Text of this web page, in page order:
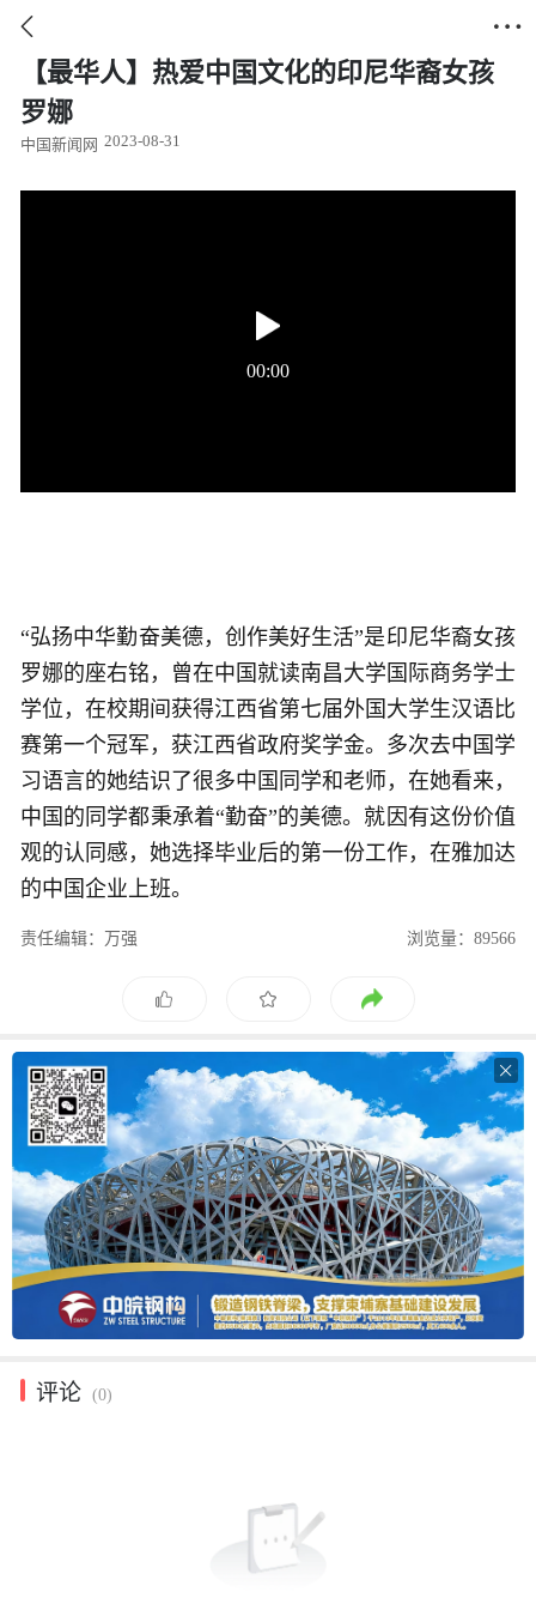
 
【最华人】热爱中国文化的印尼华裔女孩
罗娜
中国新闻网 2023-08-31
00:00
“弘扬中华勤奋美德，创作美好生活”是印尼华裔女孩
罗娜的座右铭，曾在中国就读南昌大学国际商务学士
学位，在校期间获得江西省第七届外国大学生汉语比
赛第一个冠军，获江西省政府奖学金。多次去中国学
习语言的她结识了很多中国同学和老师，在她看来，
中国的同学都秉承着“勤奋”的美德。就因有这份价值
观的认同感，她选择毕业后的第一份工作，在雅加达
的中国企业上班。
责任编辑：万强 浏览量：89566

评论 (0)